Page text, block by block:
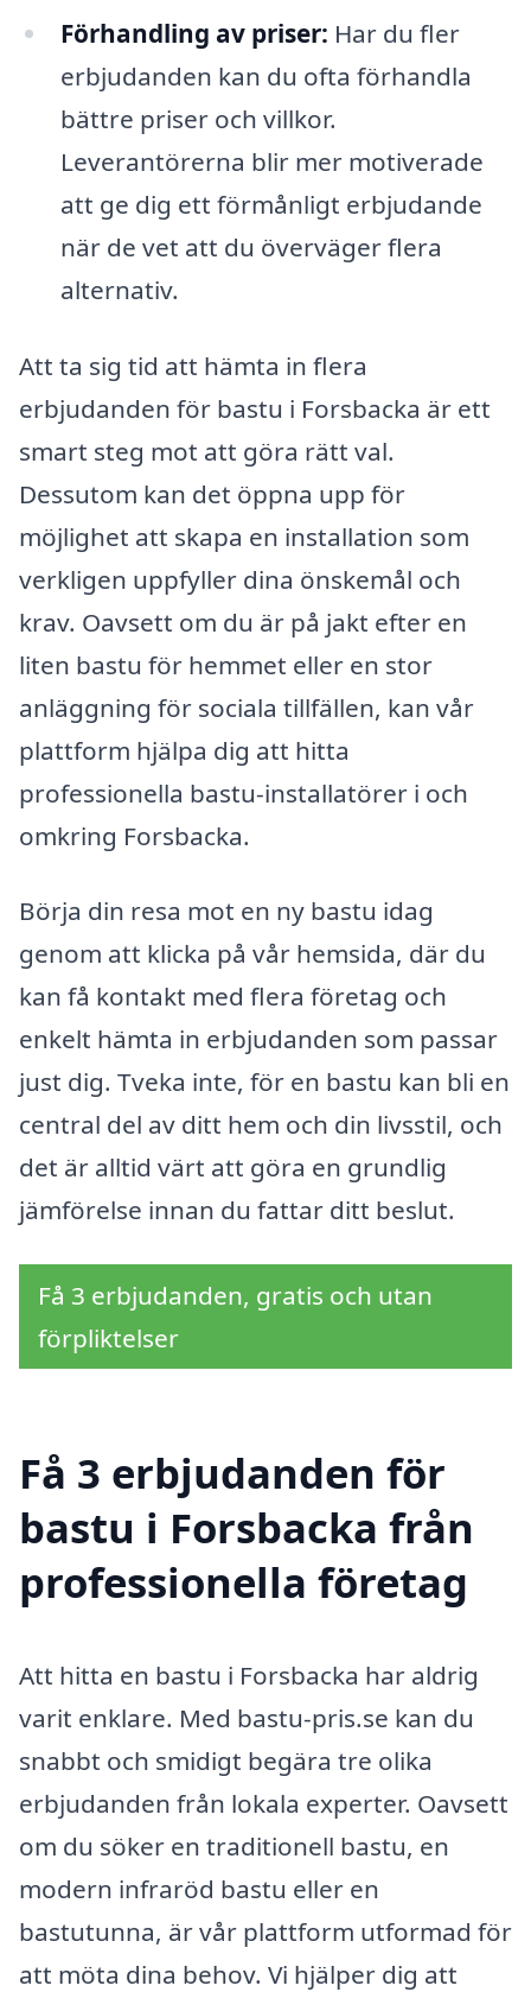
Förhandling av priser: Har du fler
erbjudanden kan du ofta förhandla
bättre priser och villkor.
Leverantörerna blir mer motiverade
att ge dig ett förmånligt erbjudande
när de vet att du överväger flera
alternativ.
Att ta sig tid att hämta in flera
erbjudanden för bastu i Forsbacka är ett
smart steg mot att göra rätt val.
Dessutom kan det öppna upp för
möjlighet att skapa en installation som
verkligen uppfyller dina önskemål och
krav. Oavsett om du är på jakt efter en
liten bastu för hemmet eller en stor
anläggning för sociala tillfällen, kan vår
plattform hjälpa dig att hitta
professionella bastu-installatörer i och
omkring Forsbacka.
Börja din resa mot en ny bastu idag
genom att klicka på vår hemsida, där du
kan få kontakt med flera företag och
enkelt hämta in erbjudanden som passar
just dig. Tveka inte, för en bastu kan bli en
central del av ditt hem och din livsstil, och
det är alltid värt att göra en grundlig
jämförelse innan du fattar ditt beslut.
Få 3 erbjudanden, gratis och utan
förpliktelser
Få 3 erbjudanden för
bastu i Forsbacka från
professionella företag
Att hitta en bastu i Forsbacka har aldrig
varit enklare. Med bastu-pris.se kan du
snabbt och smidigt begära tre olika
erbjudanden från lokala experter. Oavsett
om du söker en traditionell bastu, en
modern infraröd bastu eller en
bastutunna, är vår plattform utformad för
att möta dina behov. Vi hjälper dig att